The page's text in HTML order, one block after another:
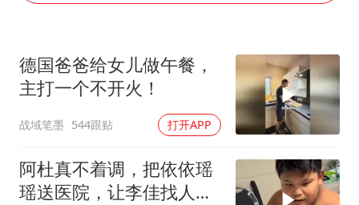
女子利用漏洞0元薅走3000多件家电
27岁女子成组织卖淫集团主犯被通缉
24小时不关空调 电费会更低吗
东方甄选被判赔偿江小白30万元
奋进开新局 实干挑大梁
德国爸爸给女儿做午餐，
主打一个不开火！
战域笔墨 544跟贴 打开APP
阿杜真不着调，把依依瑶
瑶送医院，让李佳找人看